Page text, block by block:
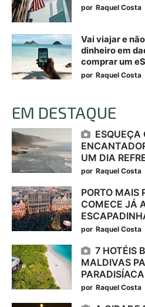
por Raquel Costa
Vai viajar e
dinheiro em
comprar um
por Raquel Costa
EM DESTAQUE
ESQUEÇA
UM DIA
por Raquel Costa
PORTO MAIS
COMECE JÁ
por Raquel Costa
7 HOTÉIS
MALDIVAS
por Raquel Costa